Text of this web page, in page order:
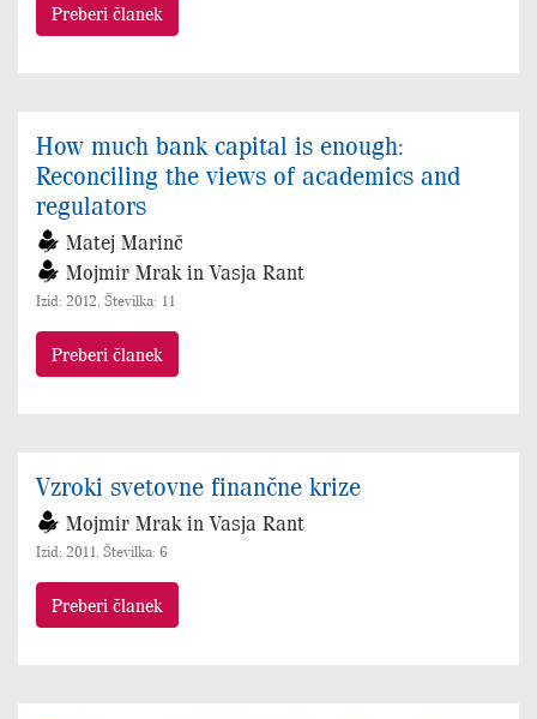
Preberi članek
How much bank capital is enough:
Reconciling the views of academics and
regulators
Matej Marinč
Mojmir Mrak in Vasja Rant
Izid: 2012, Številka: 11
Preberi članek
Vzroki svetovne finančne krize
Mojmir Mrak in Vasja Rant
Izid: 2011, Številka: 6
Preberi članek